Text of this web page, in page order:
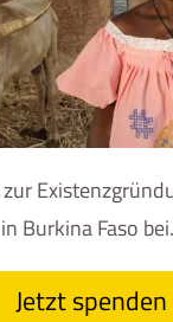
in Burkina Faso bei.
Jetzt spenden